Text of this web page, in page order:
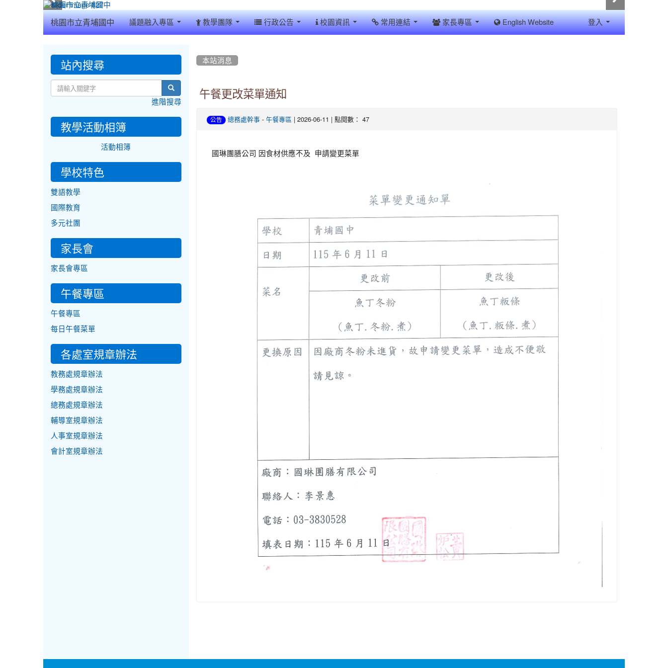
桃園市立青埔國中 議題融入專區 教學團隊 行政公告 校園資訊 常用連結 家長專區 English Website 登入
本站消息
午餐更改菜單通知
公告 總務處幹事- 午餐專區 | 2026-06-11 | 點閱數： 47
國琳團膳公司 因食材供應不及 申請變更菜單
::: 站內搜尋
search
進階搜尋
教學活動相簿
活動相簿
學校特色
雙語教學
國際教育
多元社團
家長會
家長會專區
午餐專區
午餐專區
每日午餐菜單
各處室規章辦法
教務處規章辦法
學務處規章辦法
總務處規章辦法
輔導室規章辦法
人事室規章辦法
會計室規章辦法